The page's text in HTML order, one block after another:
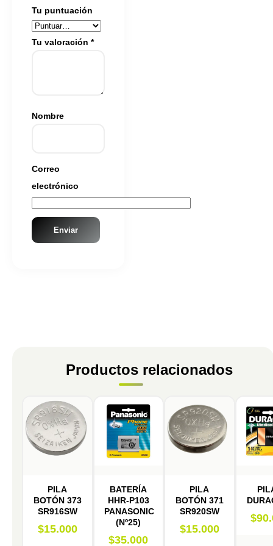
Tu puntuación
Tu valoración *
Nombre
Correo
electrónico
Productos relacionados
PILA
BOTÓN 373
SR916SW
$15.000
BATERÍA
HHR-P103
PANASONIC
(Nº25)
$35.000
PILA
BOTÓN 371
SR920SW
$15.000
$